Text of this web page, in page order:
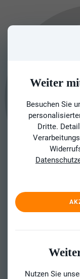
Weiter
Besuchen Sie
Dritte.
Nutzen Sie